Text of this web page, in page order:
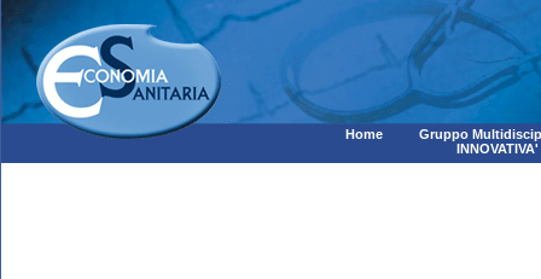
Home
Gruppo
INNOVATIVA'